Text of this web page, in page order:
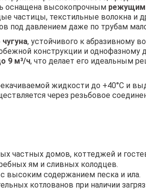
оснащена высокопрочным режущим
частицы, текстильные волокна и
под давлением даже по трубам
, устойчивого к абразивному
конструкции и
9 м³/ч, что делает его идеальным
жидкости до +40°C и
через резьбовое
частных домов, коттеджей и
ям и сливных колодцев.
высоким содержанием песка и ила.
котлованов при наличии